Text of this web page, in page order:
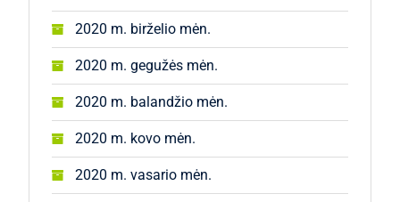
2020 m. birželio mėn.
2020 m. gegužės mėn.
2020 m. balandžio mėn.
2020 m. kovo mėn.
2020 m. vasario mėn.